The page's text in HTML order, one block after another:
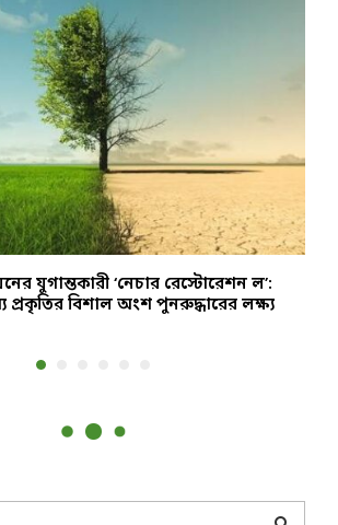
যুগান্তকারী ‘নেচার রেস্টোরেশন ল’:
প্রকৃতির বিশাল অংশ পুনরুদ্ধারের লক্ষ্য